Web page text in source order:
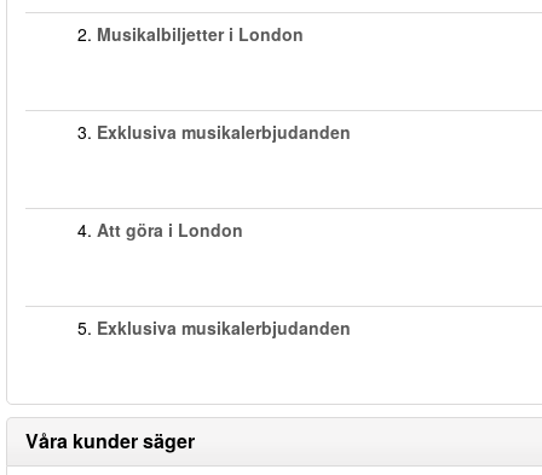
2. Musikalbiljetter i London
3. Exklusiva musikalerbjudanden
4. Att göra i London
5. Exklusiva musikalerbjudanden
Våra kunder säger